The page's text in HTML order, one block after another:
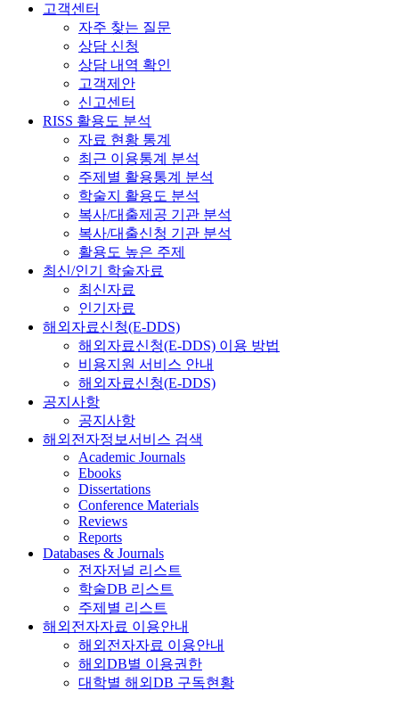
고객센터
자주 찾는 질문
상담 신청
상담 내역 확인
고객제안
신고센터
RISS 활용도 분석
자료 현황 통계
최근 이용통계 분석
주제별 활용통계 분석
학술지 활용도 분석
복사/대출제공 기관 분석
복사/대출신청 기관 분석
활용도 높은 주제
최신/인기 학술자료
최신자료
인기자료
해외자료신청(E-DDS)
해외자료신청(E-DDS) 이용 방법
비용지원 서비스 안내
해외자료신청(E-DDS)
공지사항
공지사항
해외전자정보서비스 검색
Academic Journals
Ebooks
Dissertations
Conference Materials
Reviews
Reports
Databases & Journals
전자저널 리스트
학술DB 리스트
주제별 리스트
해외전자자료 이용안내
해외전자자료 이용안내
해외DB별 이용권한
대학별 해외DB 구독현황